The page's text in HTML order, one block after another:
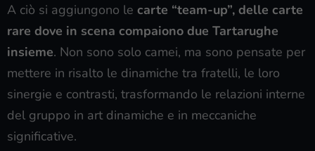
A ciò si aggiungono le carte “team-up”, delle carte
rare dove in scena compaiono due Tartarughe
insieme. Non sono solo camei, ma sono pensate per
mettere in risalto le dinamiche tra fratelli, le loro
sinergie e contrasti, trasformando le relazioni interne
del gruppo in art dinamiche e in meccaniche
significative.